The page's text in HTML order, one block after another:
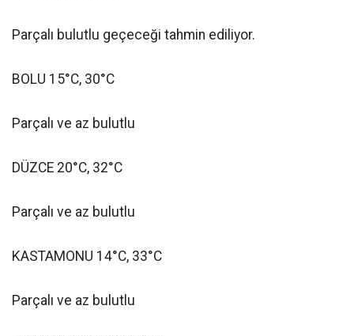
Parçalı bulutlu geçeceği tahmin ediliyor.
BOLU 15°C, 30°C
Parçalı ve az bulutlu
DÜZCE 20°C, 32°C
Parçalı ve az bulutlu
KASTAMONU 14°C, 33°C
Parçalı ve az bulutlu